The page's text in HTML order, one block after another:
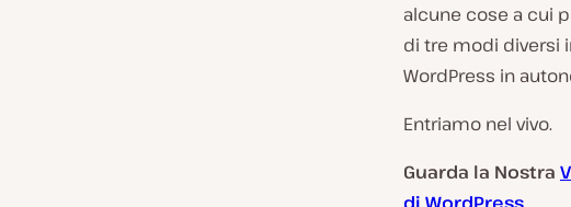
alcune cose a cui
di tre modi diversi
WordPress in
Entriamo nel vivo.
Guarda la Nostra